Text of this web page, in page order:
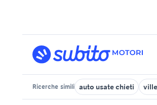
Ricerche simili auto usate chieti